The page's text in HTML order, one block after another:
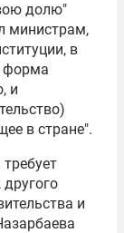
долю"
министрам,
в
форма
и
в стране".
и